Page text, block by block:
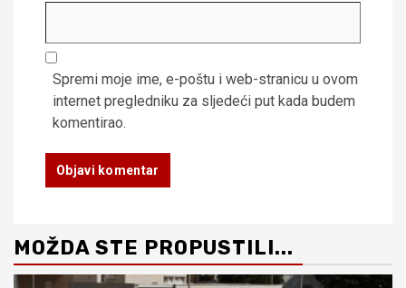
Spremi moje ime, e-poštu i web-stranicu u ovom
internet pregledniku za sljedeći put kada budem
komentirao.
MOŽDA STE PROPUSTILI...